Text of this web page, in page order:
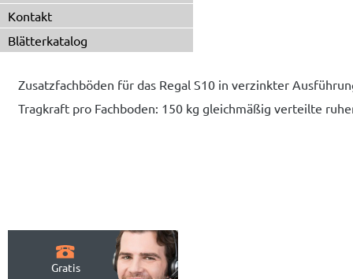
Kontakt
Blätterkatalog
Zusatzfachböden für das Regal S10 in verzinkter
Tragkraft pro Fachboden: 150 kg gleichmäßig verteilte
Gratis